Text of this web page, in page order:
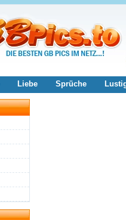
Liebe Sprüche